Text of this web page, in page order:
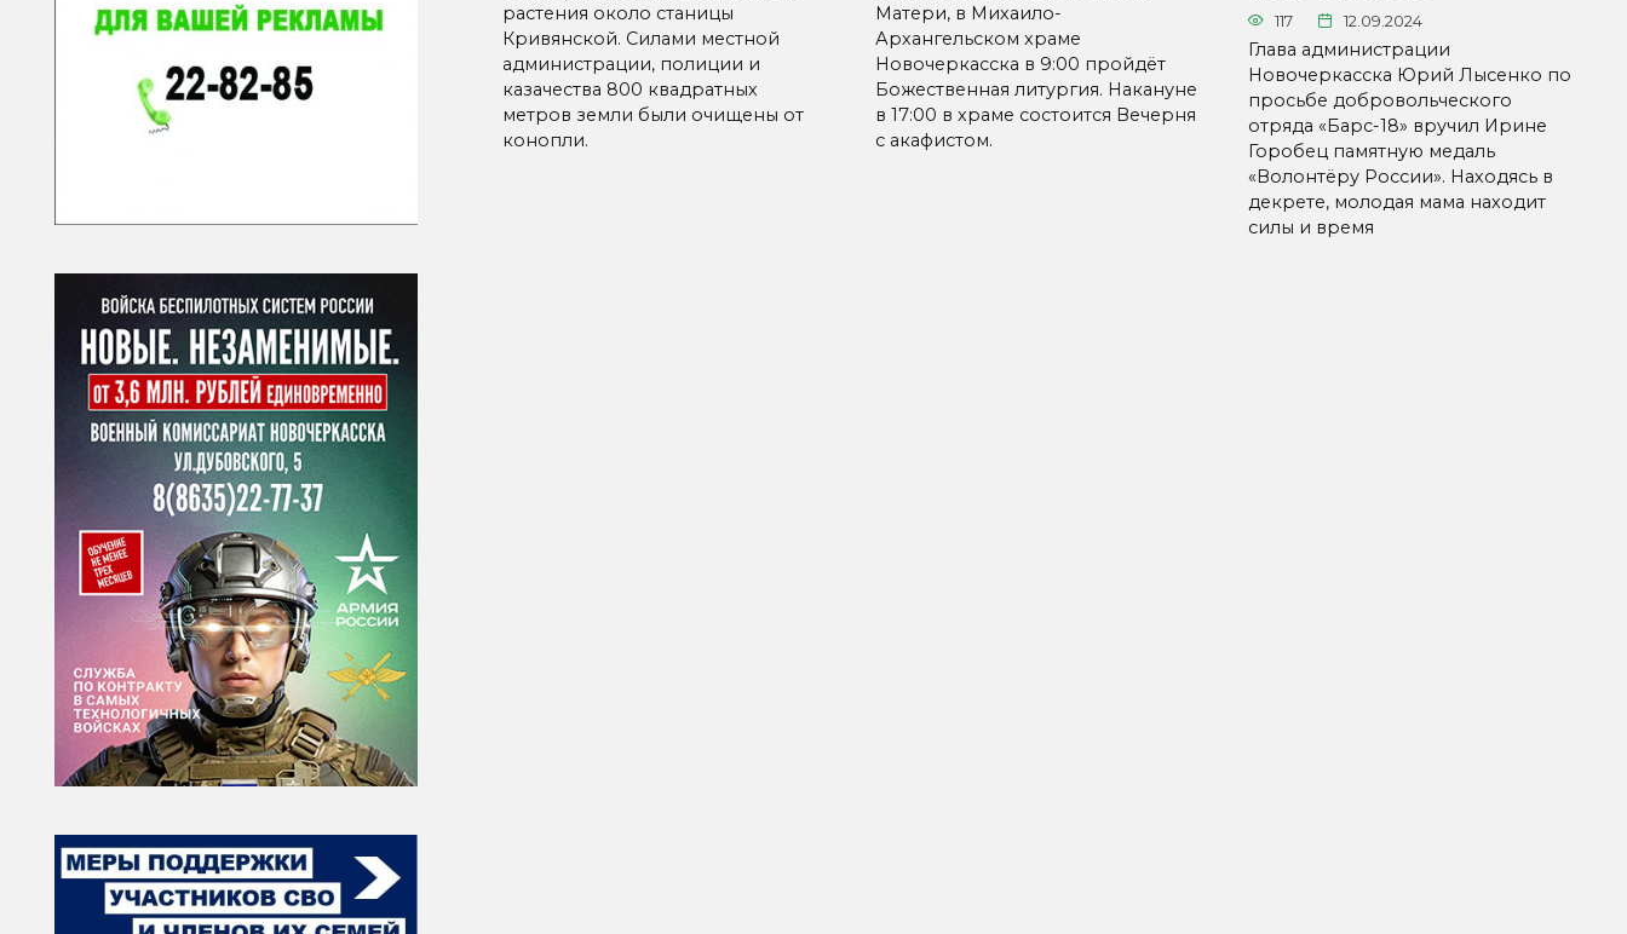
растения около станицы
Кривянской. Силами местной
администрации, полиции и
казачества 800 квадратных
метров земли были очищены от
конопли.
Матери, в Михаило-
Архангельском храме
Новочеркасска в 9:00 пройдёт
Божественная литургия. Накануне
в 17:00 в храме состоится Вечерня
с акафистом.
117 12.09.2024
Глава администрации
Новочеркасска Юрий Лысенко по
просьбе добровольческого
отряда «Барс-18» вручил Ирине
Горобец памятную медаль
«Волонтёру России». Находясь в
декрете, молодая мама находит
силы и время